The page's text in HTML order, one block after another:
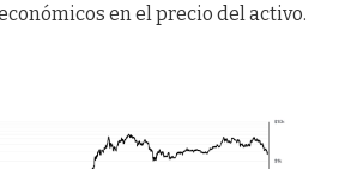
en el precio del activo.